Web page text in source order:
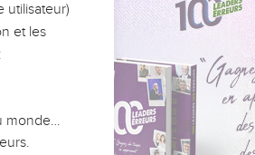
des gens qui ont
bande de révoltés !
écrits des deux
utilisateur)
et les
monde…